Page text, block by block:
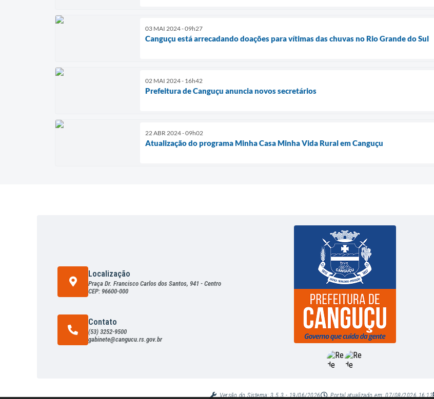
03 MAI 2024 - 09h27
Canguçu está arrecadando doações para vítimas das chuvas no Rio Grande do Sul
02 MAI 2024 - 16h42
Prefeitura de Canguçu anuncia novos secretários
22 ABR 2024 - 09h02
Atualização do programa Minha Casa Minha Vida Rural em Canguçu
Localização
Praça Dr. Francisco Carlos dos Santos, 941 - Centro
CEP: 96600-000
Contato
(53) 3252-9500
gabinete@cangucu.rs.gov.br
Versão do Sistema: 3.5.3 - 19/06/2026 Portal atualizado em:07/08/2026 16:13